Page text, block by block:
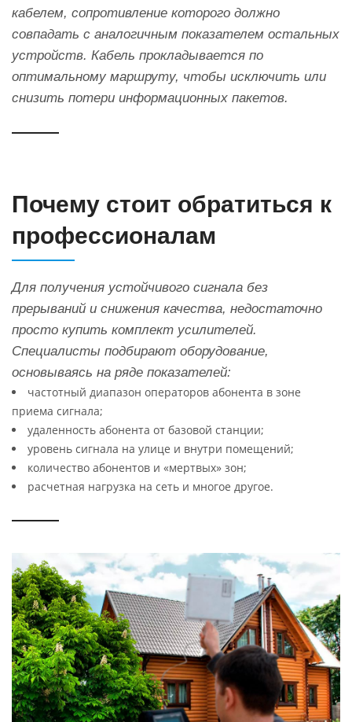
кабелем, сопротивление которого должно
совпадать с аналогичным показателем остальных
устройств. Кабель прокладывается по
оптимальному маршруту, чтобы исключить или
снизить потери информационных пакетов.
Почему стоит обратиться к
профессионалам
Для получения устойчивого сигнала без
прерываний и снижения качества, недостаточно
просто купить комплект усилителей.
Специалисты подбирают оборудование,
основываясь на ряде показателей:
частотный диапазон операторов абонента в зоне
приема сигнала;
удаленность абонента от базовой станции;
уровень сигнала на улице и внутри помещений;
количество абонентов и «мертвых» зон;
расчетная нагрузка на сеть и многое другое.